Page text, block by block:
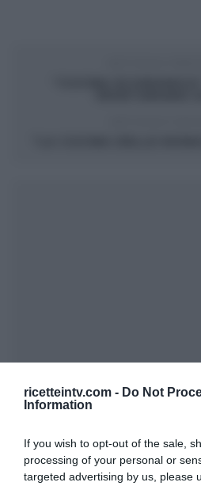
ricetteintv.com - Do Not
Information
If you wish to opt-out of the sale,
processing of your personal or
targeted advertising by us, please